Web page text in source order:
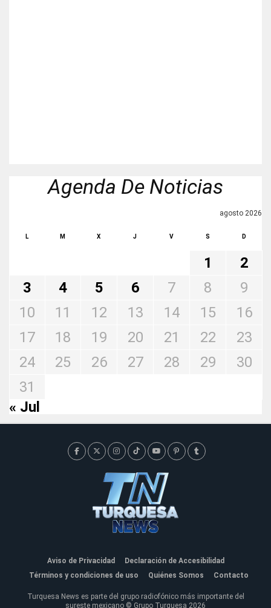
Agenda De Noticias
agosto 2026
L M X J V S D
1
2
3
4 5 6 7 8
9
10
11 12 13 14 15
16
17
18 19 20 21 22
23
24
25 26 27 28 29
30
31
« Jul
Aviso de Privacidad
Declaración de Accesibilidad
Términos y condiciones de uso
Quiénes Somos Contacto
Turquesa News es parte del grupo radiofónico más importante del
sureste mexicano © Grupo Turquesa 2026